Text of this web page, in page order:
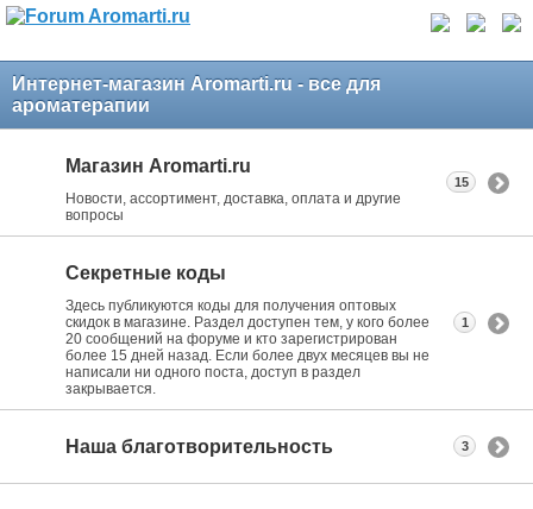
Интернет-магазин Aromarti.ru - все для
ароматерапии
Магазин Aromarti.ru
Новости, ассортимент, доставка, оплата и другие
вопросы
15
Секретные коды
Здесь публикуются коды для получения оптовых
скидок в магазине. Раздел доступен тем, у кого более
20 сообщений на форуме и кто зарегистрирован
более 15 дней назад. Если более двух месяцев вы не
написали ни одного поста, доступ в раздел
закрывается.
1
Наша благотворительность 3